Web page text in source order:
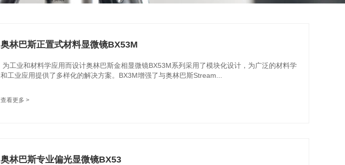
奥林巴斯正置式材料显微镜BX53M
为工业和材料学应用而设计奥林巴斯金相显微镜BX53M系列采用了模块化设计，为广泛的材料学
和工业应用提供了多样化的解决方案。BX3M增强了与奥林巴斯Stream...
查看更多 >
奥林巴斯专业偏光显微镜BX53